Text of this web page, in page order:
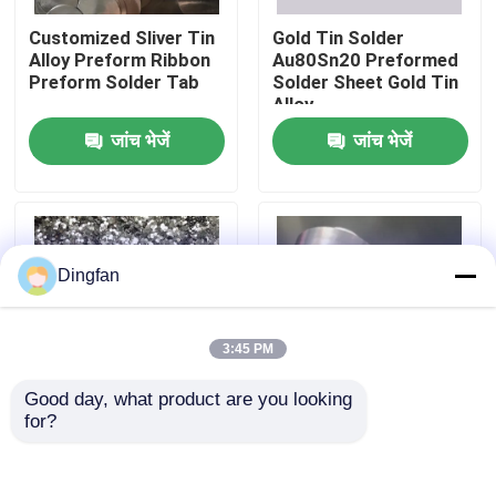
कारखाना भ्रमण
गुणवत्ता नियंत्रण
समाचार
शुद्ध निकल पट्टी
Customized Sliver Tin
Alloy Preform Ribbon
Preform Solder Tab
जांच भेजें
Gold Tin Solder
Au80Sn20 Preformed
Solder Sheet Gold Tin
Alloy
जांच भेजें
Corrosion-Resistant
Dingfan
3:45 PM
Good day, what product are you looking
for?